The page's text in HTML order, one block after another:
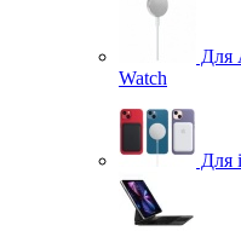
Для
Watch
Для